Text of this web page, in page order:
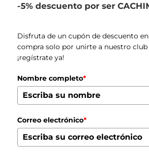
-5% descuento por ser
Disfruta de un cupón de descuento
compra solo por unirte a nuestro
¡regístrate ya!
Nombre completo*
Correo electrónico*